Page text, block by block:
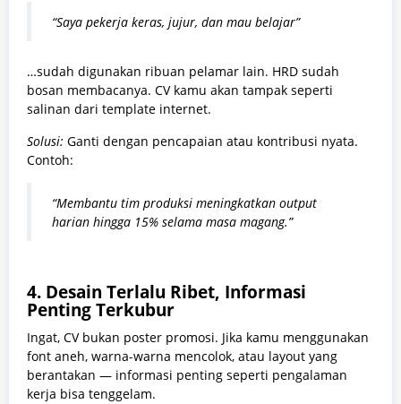
“Saya pekerja keras, jujur, dan mau belajar”
…sudah digunakan ribuan pelamar lain. HRD sudah
bosan membacanya. CV kamu akan tampak seperti
salinan dari template internet.
Solusi: Ganti dengan pencapaian atau kontribusi nyata.
Contoh:
“Membantu tim produksi meningkatkan output
harian hingga 15% selama masa magang.”
4. Desain Terlalu Ribet, Informasi
Penting Terkubur
Ingat, CV bukan poster promosi. Jika kamu menggunakan
font aneh, warna-warna mencolok, atau layout yang
berantakan — informasi penting seperti pengalaman
kerja bisa tenggelam.